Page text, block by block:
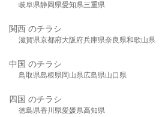
岐阜県静岡県愛知県三重県
関西 のチラシ
滋賀県京都府大阪府兵庫県奈良県和歌山県
中国 のチラシ
鳥取県島根県岡山県広島県山口県
四国 のチラシ
徳島県香川県愛媛県高知県